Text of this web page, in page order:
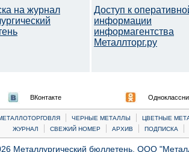
на журнал
Доступ к
информации
информагентства
Металлторг.ру
ВКонтакте
| ЧЕРНЫЕ МЕТАЛЛЫ |
ЦВЕТНЫЕ
ЖУРНАЛ
| СВЕЖИЙ НОМЕР | АРХИВ | ПОДПИСКА |
Металлургический бюллетень, ООО